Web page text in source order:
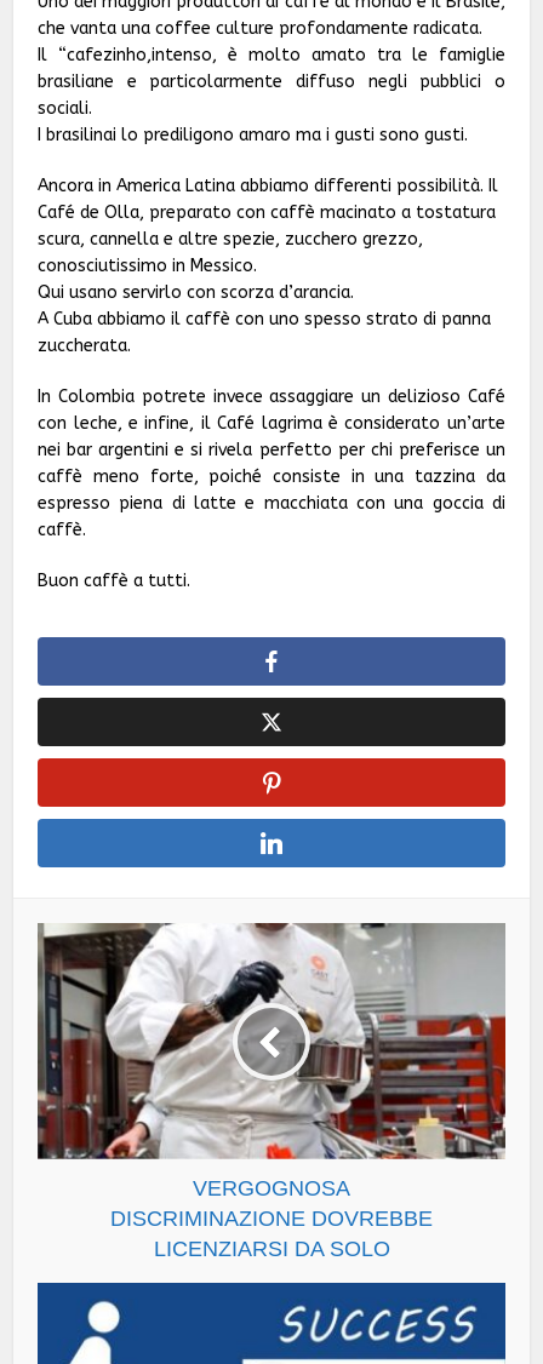
che vanta una coffee culture profondamente radicata.
Il “cafezinho,intenso, è molto amato tra le famiglie
brasiliane e particolarmente diffuso negli pubblici o
sociali.
I brasilinai lo prediligono amaro ma i gusti sono gusti.
Ancora in America Latina abbiamo differenti possibilità. Il
Café de Olla, preparato con caffè macinato a tostatura
scura, cannella e altre spezie, zucchero grezzo,
conosciutissimo in Messico.
Qui usano servirlo con scorza d’arancia.
A Cuba abbiamo il caffè con uno spesso strato di panna
zuccherata.
In Colombia potrete invece assaggiare un delizioso Café
con leche, e infine, il Café lagrima è considerato un’arte
nei bar argentini e si rivela perfetto per chi preferisce un
caffè meno forte, poiché consiste in una tazzina da
espresso piena di latte e macchiata con una goccia di
caffè.
Buon caffè a tutti.
VERGOGNOSA
DISCRIMINAZIONE DOVREBBE
LICENZIARSI DA SOLO